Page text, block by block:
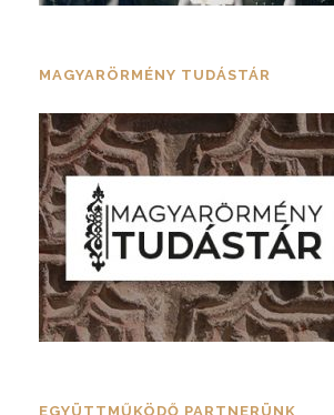
MAGYARÖRMÉNY TUDÁSTÁR
EGYÜTTMŰKÖDŐ PARTNERÜNK